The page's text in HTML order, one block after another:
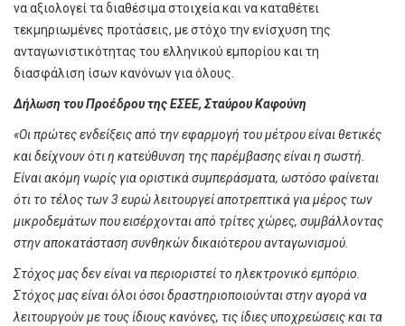
να αξιολογεί τα διαθέσιμα στοιχεία και να καταθέτει
τεκμηριωμένες προτάσεις, με στόχο την ενίσχυση της
ανταγωνιστικότητας του ελληνικού εμπορίου και τη
διασφάλιση ίσων κανόνων για όλους.
Δήλωση του Προέδρου της ΕΣΕΕ, Σταύρου Καφούνη
«Οι πρώτες ενδείξεις από την εφαρμογή του μέτρου είναι θετικές
και δείχνουν ότι η κατεύθυνση της παρέμβασης είναι η σωστή.
Είναι ακόμη νωρίς για οριστικά συμπεράσματα, ωστόσο φαίνεται
ότι το τέλος των 3 ευρώ λειτουργεί αποτρεπτικά για μέρος των
μικροδεμάτων που εισέρχονται από τρίτες χώρες, συμβάλλοντας
στην αποκατάσταση συνθηκών δικαιότερου ανταγωνισμού.
Στόχος μας δεν είναι να περιοριστεί το ηλεκτρονικό εμπόριο.
Στόχος μας είναι όλοι όσοι δραστηριοποιούνται στην αγορά να
λειτουργούν με τους ίδιους κανόνες, τις ίδιες υποχρεώσεις και τα